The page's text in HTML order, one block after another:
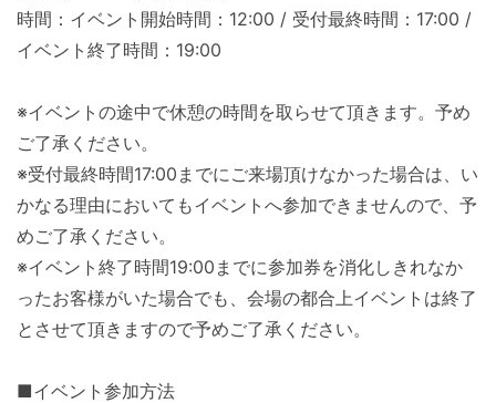
時間：イベント開始時間：12:00 / 受付最終時間：17:00 /
イベント終了時間：19:00
※イベントの途中で休憩の時間を取らせて頂きます。 予め
ご了承ください。
※受付最終時間17:00までにご来場頂けなかった場合は、 い
かなる理由においてもイベントへ参加できませんので、 予
めご了承ください。
※イベント終了時間19:00までに参加券を消化しきれなか
ったお客様がいた場合でも、 会場の都合上イベントは終了
とさせて頂きますので予めご了承ください。
■イベント参加方法